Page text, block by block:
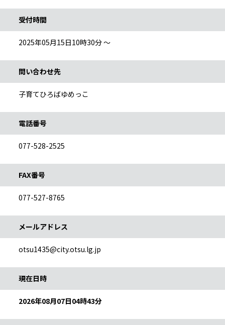
受付時間
2025年05月15日10時30分 ～
問い合わせ先
子育てひろばゆめっこ
電話番号
077-528-2525
FAX番号
077-527-8765
メールアドレス
otsu1435@city.otsu.lg.jp
現在日時
2026年08月07日04時43分